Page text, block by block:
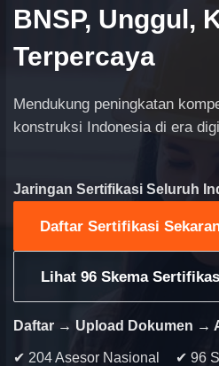
BNSP, Unggul,
Terpercaya
Mendukung peningkatan
konstruksi Indonesia di era
Jaringan Sertifikasi Seluruh
Daftar Sertifikasi
Lihat 96 Skema
Daftar → Upload Dokumen →
✔ 204 Asesor Nasional
✔ 96